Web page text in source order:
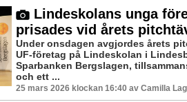
Lindeskolans unga
prisades vid årets
Under onsdagen avgjordes årets
UF-företag på Lindeskolan i
Sparbanken Bergslagen,
och ett ...
25 mars 2026 klockan 16:40 av Camilla